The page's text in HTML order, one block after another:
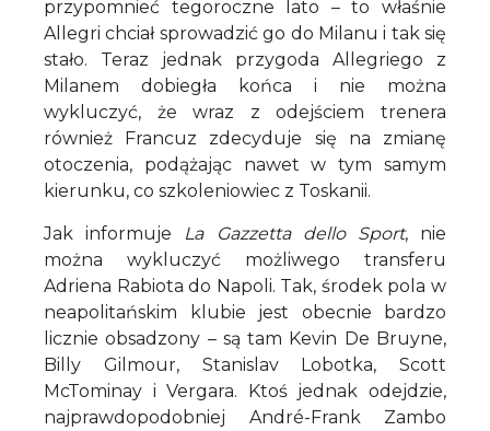
przypomnieć tegoroczne lato – to właśnie
Allegri chciał sprowadzić go do Milanu i tak się
stało. Teraz jednak przygoda Allegriego z
Milanem dobiegła końca i nie można
wykluczyć, że wraz z odejściem trenera
również Francuz zdecyduje się na zmianę
otoczenia, podążając nawet w tym samym
kierunku, co szkoleniowiec z Toskanii.
Jak informuje La Gazzetta dello Sport, nie
można wykluczyć możliwego transferu
Adriena Rabiota do Napoli. Tak, środek pola w
neapolitańskim klubie jest obecnie bardzo
licznie obsadzony – są tam Kevin De Bruyne,
Billy Gilmour, Stanislav Lobotka, Scott
McTominay i Vergara. Ktoś jednak odejdzie,
najprawdopodobniej André-Frank Zambo